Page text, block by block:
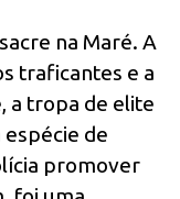
na Maré. A
traficantes e a
a tropa de elite
de
promover